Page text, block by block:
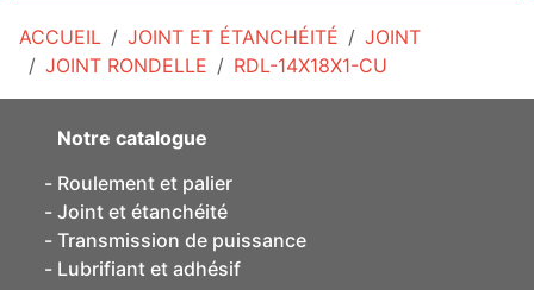
ACCUEIL JOINT ET ÉTANCHÉITÉ
JOINT
JOINT RONDELLE
RDL-14X18X1-CU
Notre catalogue
Roulement et palier
Joint et étanchéité
Transmission de puissance
Lubrifiant et adhésif